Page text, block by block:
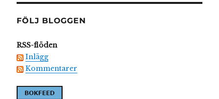
FÖLJ BLOGGEN
RSS-flöden
Inlägg
Kommentarer